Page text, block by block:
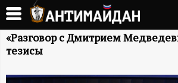
Перейти
основному
содержанию
А
«Разговор с Дмитрием
тезисы